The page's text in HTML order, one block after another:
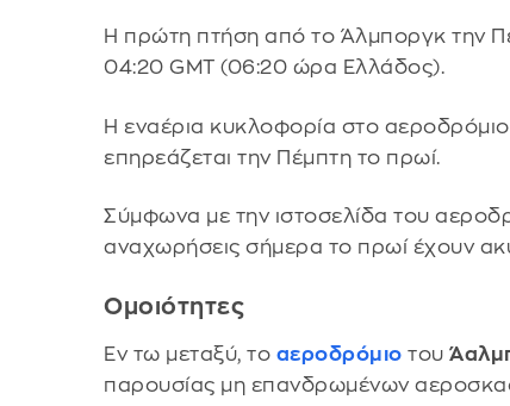
Η πρώτη πτήση από το Άλμποργκ την
04:20 GMT (06:20 ώρα Ελλάδος).
Η εναέρια κυκλοφορία στο
επηρεάζεται την Πέμπτη το πρωί.
Σύμφωνα με την ιστοσελίδα του
αναχωρήσεις σήμερα το πρωί έχουν
Ομοιότητες
Εν τω μεταξύ, το αεροδρόμιο του
παρουσίας μη επανδρωμένων